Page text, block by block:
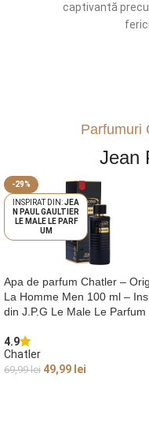
captivantă
Parfumuri
Jean
-29%
JEA
N PAUL GAULTIER
LE MALE LE PARF
UM
Apa de parfum Chatler –
La Homme Men 100 ml –
din J.P.G Le Male Le Parfum
4.9
Chatler
69,99lei 49,99 lei